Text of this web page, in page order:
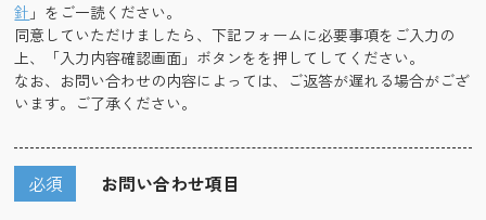
針 」をご一読ください。
同意していただけましたら、下記フォームに必要事項をご入力の
上、「入力内容確認画面」ボタンをを押してしてください。
なお、お問い合わせの内容によっては、ご返答が遅れる場合がござ
います。ご了承ください。
お問い合わせ項目
必須